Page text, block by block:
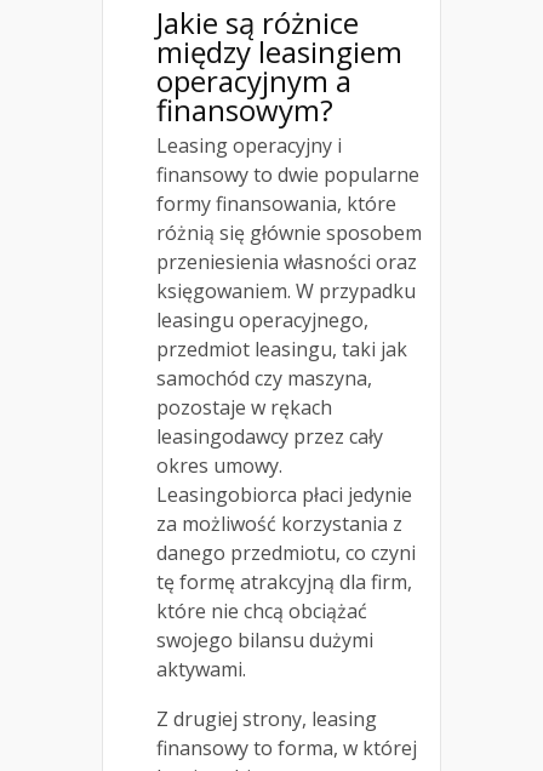
Jakie są różnice
między leasingiem
operacyjnym a
finansowym?
Leasing operacyjny i
finansowy to dwie popularne
formy finansowania, które
różnią się głównie sposobem
przeniesienia własności oraz
księgowaniem. W przypadku
leasingu operacyjnego,
przedmiot leasingu, taki jak
samochód czy maszyna,
pozostaje w rękach
leasingodawcy przez cały
okres umowy.
Leasingobiorca płaci jedynie
za możliwość korzystania z
danego przedmiotu, co czyni
tę formę atrakcyjną dla firm,
które nie chcą obciążać
swojego bilansu dużymi
aktywami.
Z drugiej strony, leasing
finansowy to forma, w której